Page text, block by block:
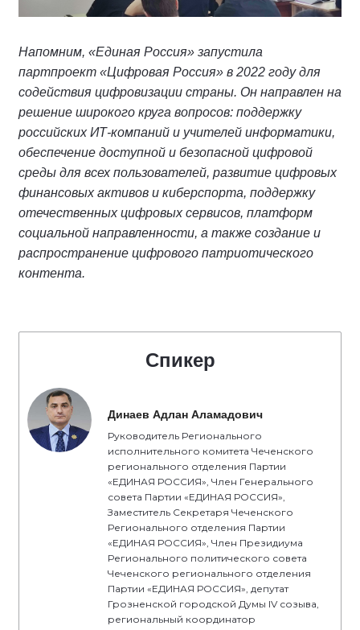
Напомним, «Единая Россия» запустила
партпроект «Цифровая Россия» в 2022 году для
содействия цифровизации страны. Он направлен на
решение широкого круга вопросов: поддержку
российских ИТ-компаний и учителей информатики,
обеспечение доступной и безопасной цифровой
среды для всех пользователей, развитие цифровых
финансовых активов и киберспорта, поддержку
отечественных цифровых сервисов, платформ
социальной направленности, а также создание и
распространение цифрового патриотического
контента.
Спикер
Динаев Адлан Аламадович
Руководитель Регионального
исполнительного комитета Чеченского
регионального отделения Партии
«ЕДИНАЯ РОССИЯ», Член Генерального
совета Партии «ЕДИНАЯ РОССИЯ»,
Заместитель Секретаря Чеченского
Регионального отделения Партии
«ЕДИНАЯ РОССИЯ», Член Президиума
Регионального политического совета
Чеченского регионального отделения
Партии «ЕДИНАЯ РОССИЯ», депутат
Грозненской городской Думы IV созыва,
региональный координатор